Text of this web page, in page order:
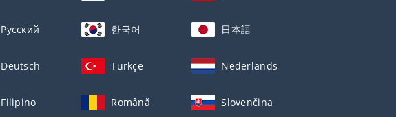
Русский 한국어 日本語
Deutsch Türkçe Nederlands
Filipino Română Slovenčina